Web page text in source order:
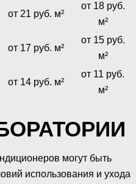
от 21 руб. м²
от 18 руб.
м²
от 17 руб. м²
от 15 руб.
м²
от 14 руб. м²
от 11 руб.
м²
могут быть
использования и ухода